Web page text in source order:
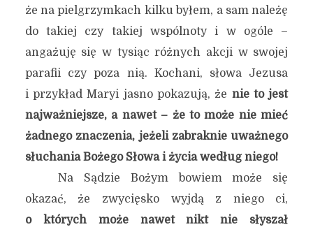
że na pielgrzymkach kilku byłem, a sam należę
do takiej czy takiej wspólnoty i w ogóle –
angażuję się w tysiąc różnych akcji w swojej
parafii czy poza nią. Kochani, słowa Jezusa
i przykład Maryi jasno pokazują, że nie to jest
najważniejsze, a nawet – że to może nie mieć
żadnego znaczenia, jeżeli zabraknie uważnego
słuchania Bożego Słowa i życia według niego!
Na Sądzie Bożym bowiem może się
okazać, że zwycięsko wyjdą z niego ci,
o których może nawet nikt nie słyszał